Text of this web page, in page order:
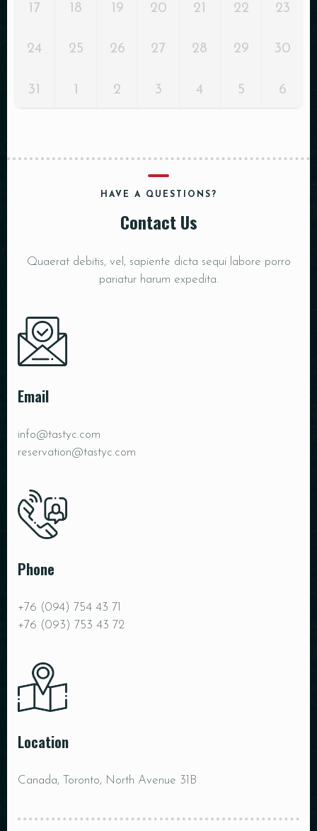
17 18 19 20 21 22 23
24 25 26 27 28 29 30
31 1 2 3 4 5 6
HAVE A QUESTIONS?
Contact Us
Quaerat debitis, vel, sapiente dicta sequi labore porro
pariatur harum expedita.
Email
info@tastyc.com
reservation@tastyc.com
Phone
+76 (094) 754 43 71
+76 (093) 753 43 72
Location
Canada, Toronto, North Avenue 31B